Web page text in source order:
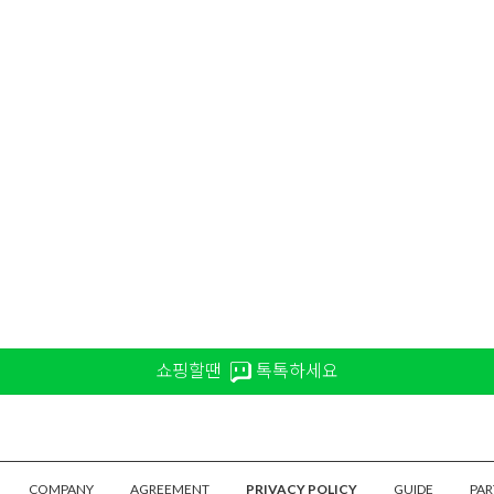
쇼핑할땐 톡톡하세요
COMPANY AGREEMENT PRIVACY POLICY GUIDE